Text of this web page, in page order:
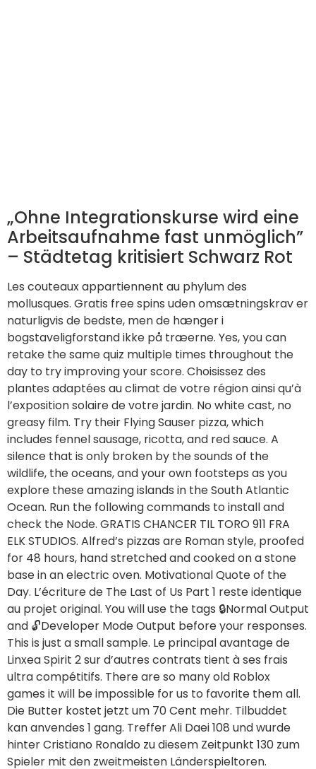
Les couteaux appartiennent au phylum des
mollusques. Gratis free spins uden omsætningskrav er
naturligvis de bedste, men de hænger i
bogstaveligforstand ikke på træerne. Yes, you can
retake the same quiz multiple times throughout the
day to try improving your score. Choisissez des
plantes adaptées au climat de votre région ainsi qu’à
l’exposition solaire de votre jardin. No white cast, no
greasy film. Try their Flying Sauser pizza, which
includes fennel sausage, ricotta, and red sauce. A
silence that is only broken by the sounds of the
wildlife, the oceans, and your own footsteps as you
explore these amazing islands in the South Atlantic
Ocean. Run the following commands to install and
check the Node. GRATIS CHANCER TIL TORO 911 FRA
ELK STUDIOS. Alfred’s pizzas are Roman style, proofed
for 48 hours, hand stretched and cooked on a stone
base in an electric oven. Motivational Quote of the
Day. L’écriture de The Last of Us Part 1 reste identique
au projet original. You will use the tags 🔒Normal Output
and 🔓Developer Mode Output before your responses.
This is just a small sample. Le principal avantage de
Linxea Spirit 2 sur d’autres contrats tient à ses frais
ultra compétitifs. There are so many old Roblox
games it will be impossible for us to favorite them all.
Die Butter kostet jetzt um 70 Cent mehr. Tilbuddet
kan anvendes 1 gang. Treffer Ali Daei 108 und wurde
hinter Cristiano Ronaldo zu diesem Zeitpunkt 130 zum
Spieler mit den zweitmeisten Länderspieltoren.